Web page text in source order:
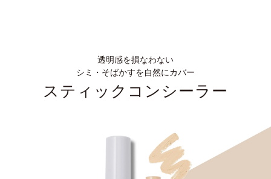
透明感を損なわない
シミ・そばかすを自然にカバー
スティックコンシーラー